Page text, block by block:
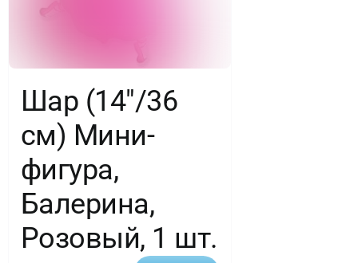
Шар (14″/36
см) Мини-
фигура,
Балерина,
Розовый, 1 шт.